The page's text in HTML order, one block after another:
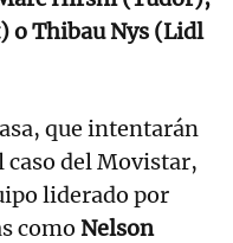
o Thibau Nys (Lidl
que intentarán
caso del Movistar,
liderado por
como Nelson